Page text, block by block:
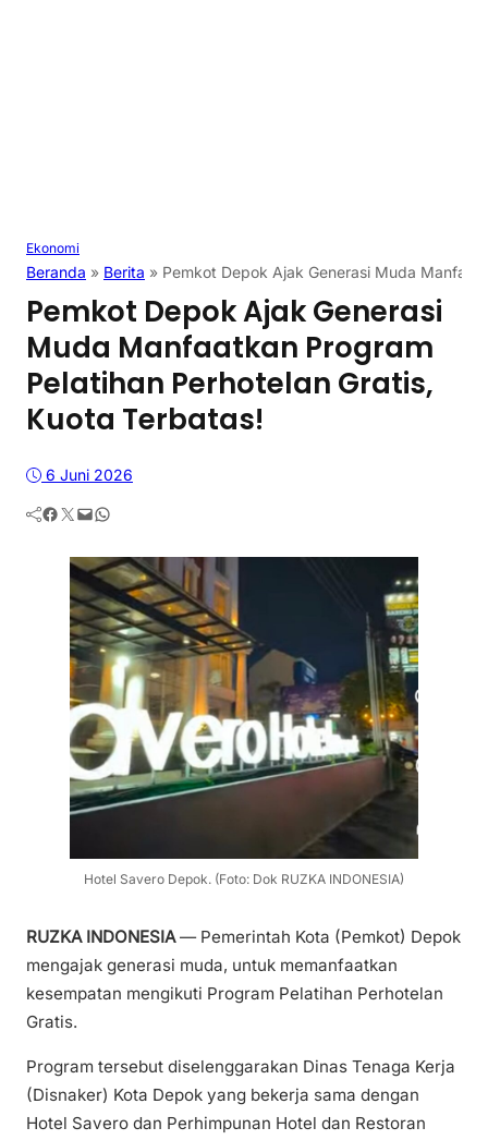
Ekonomi
Beranda » Berita » Pemkot Depok Ajak Generasi Muda
Pemkot Depok Ajak Generasi
Muda Manfaatkan Program
Pelatihan Perhotelan Gratis,
Kuota Terbatas!
6 Juni 2026
Facebook Twitter Mail WhatsApp
Hotel Savero Depok. (Foto: Dok RUZKA INDONESIA)
RUZKA INDONESIA— Pemerintah Kota (Pemkot) Depok
mengajak generasi muda, untuk memanfaatkan
kesempatan mengikuti Program Pelatihan Perhotelan
Gratis.
Program tersebut diselenggarakan Dinas Tenaga Kerja
(Disnaker) Kota Depok yang bekerja sama dengan
Hotel Savero dan Perhimpunan Hotel dan Restoran